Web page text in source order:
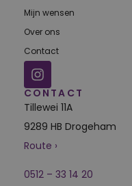
Mijn wensen
Over ons
Contact
CONTACT
Tillewei 11A
9289 HB Drogeham
Route ›
0512 – 33 14 20